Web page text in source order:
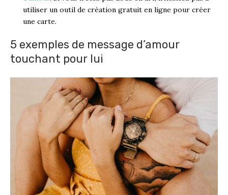
utiliser un outil de création gratuit en ligne pour créer
une carte.
5 exemples de message d’amour
touchant pour lui